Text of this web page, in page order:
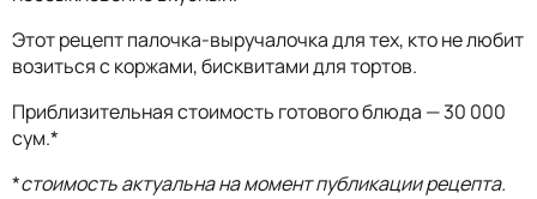
Этот рецепт палочка-выручалочка для тех, кто не любит
возиться с коржами, бисквитами для тортов.
Приблизительная стоимость готового блюда — 30 000
сум.*
*стоимость актуальна на момент публикации рецепта.